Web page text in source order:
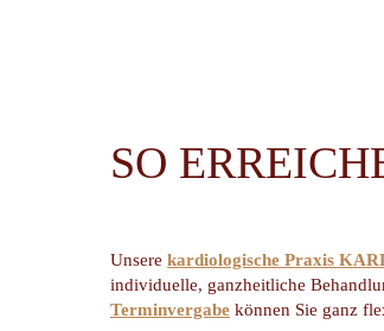
SO
Unsere kardiologische Praxis
individuelle, ganzheitliche
Terminvergabe können Sie ganz